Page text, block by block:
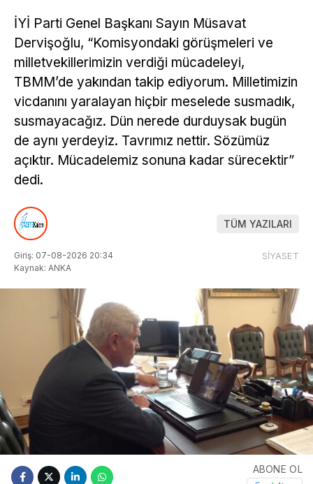
İYİ Parti Genel Başkanı Sayın Müsavat
Dervişoğlu, “Komisyondaki görüşmeleri ve
milletvekillerimizin verdiği mücadeleyi,
TBMM’de yakından takip ediyorum. Milletimizin
vicdanını yaralayan hiçbir meselede susmadık,
susmayacağız. Dün nerede durduysak bugün
de aynı yerdeyiz. Tavrımız nettir. Sözümüz
açıktır. Mücadelemiz sonuna kadar sürecektir”
dedi.
TÜM YAZILARI
Giriş: 07-08-2026 20:34
Kaynak: ANKA
SİYASET
ABONE OL